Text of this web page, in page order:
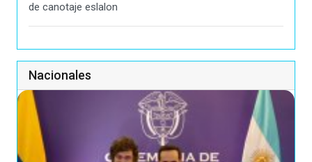
de canotaje eslalon
Nacionales